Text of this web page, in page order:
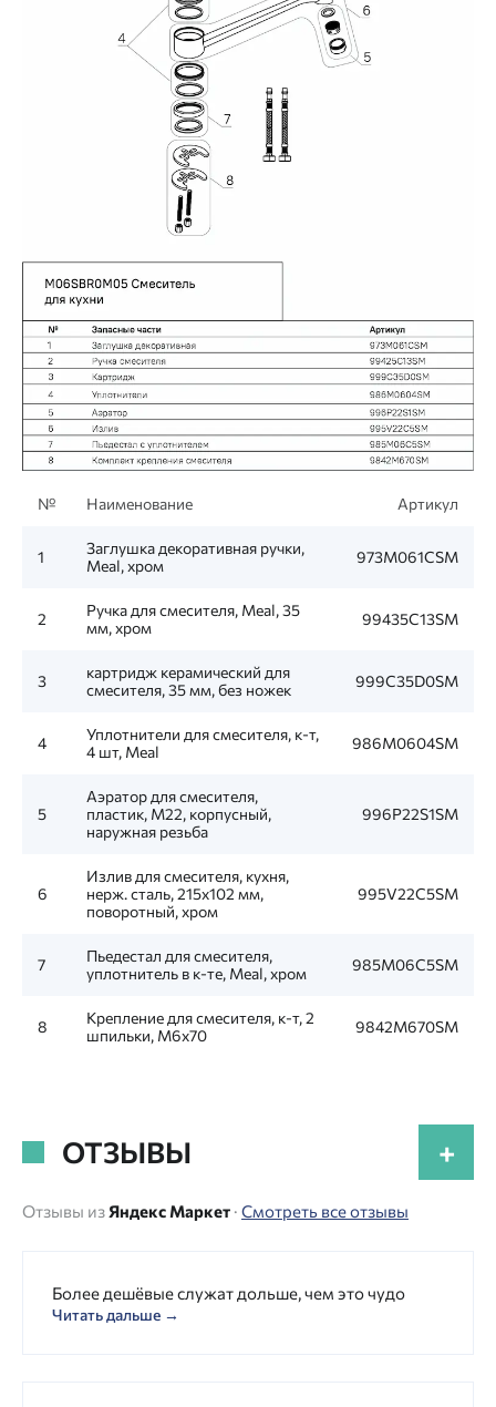
№ Наименование Артикул
1
Заглушка декоративная ручки,
Meal, хром
973M061CSM
2
Ручка для смесителя, Meal, 35
мм, хром
99435C13SM
3
картридж керамический для
смесителя, 35 мм, без ножек
999C35D0SM
4
Уплотнители для смесителя, к-т,
4 шт, Meal
986M0604SM
5
Аэратор для смесителя,
пластик, M22, корпусный,
наружная резьба
996P22S1SM
6
Излив для смесителя, кухня,
нерж. сталь, 215х102 мм,
поворотный, хром
995V22C5SM
7
Пьедестал для смесителя,
уплотнитель в к-те, Meal, хром
985M06C5SM
8
Крепление для смесителя, к-т, 2
шпильки, M6x70
9842M670SM
ОТЗЫВЫ +
Отзывы из Яндекс Маркет · Смотреть все отзывы
Более дешёвые служат дольше, чем это чудо
Читать дальше →